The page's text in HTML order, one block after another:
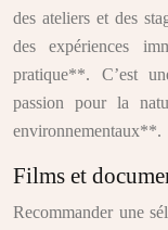
des ateliers et des
des expériences
pratique**. C’est
passion pour la
environnementaux**.
Films et
Recommander une